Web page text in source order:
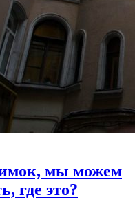
мы можем
где это?